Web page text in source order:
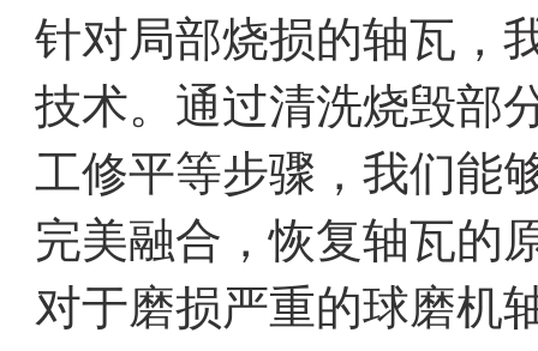
针对局部烧损的轴瓦，
技术。通过清洗烧毁部
工修平等步骤，我们能
完美融合，恢复轴瓦的
对于磨损严重的球磨机